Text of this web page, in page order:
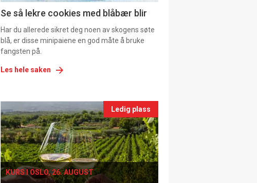
Ukens
vin
Se så lekre cookies med blåbær blir
Har du allerede sikret deg noen av skogens søte
blå, er disse minipaiene en god måte å bruke
fangsten på.
Les hele saken
Events
single
Ledig plass
KURS I OSLO, 26. AUGUST